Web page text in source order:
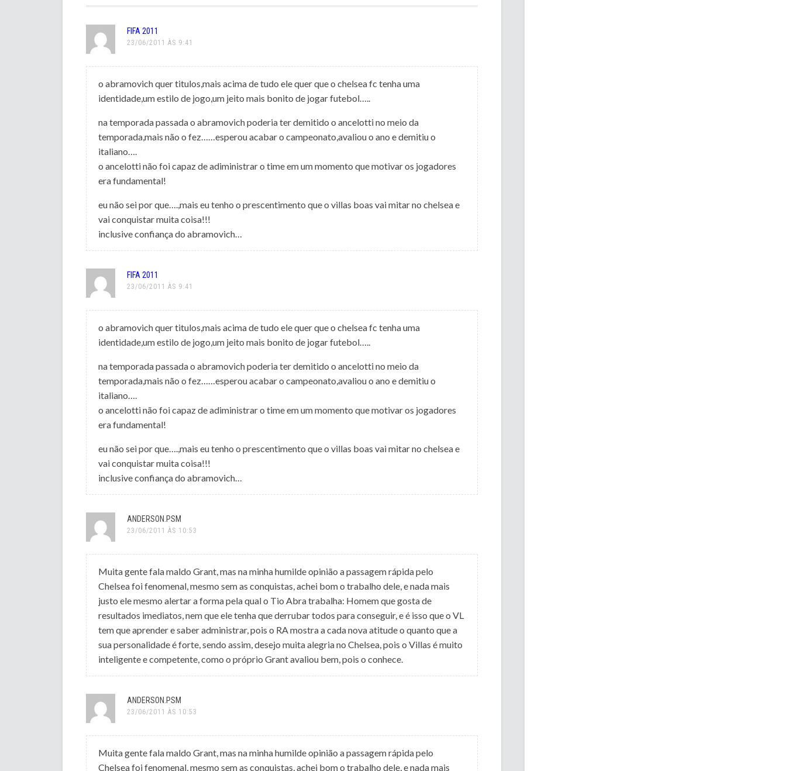
FIFA 2011
23/06/2011 ÀS 9:41
o abramovich quer titulos,mais acima de tudo ele quer que o chelsea fc tenha uma
identidade,um estilo de jogo,um jeito mais bonito de jogar futebol…..
na temporada passada o abramovich poderia ter demitido o ancelotti no meio da
temporada,mais não o fez……esperou acabar o campeonato,avaliou o ano e demitiu o
italiano….
o ancelotti não foi capaz de adiministrar o time em um momento que motivar os jogadores
era fundamental!
eu não sei por que….,mais eu tenho o prescentimento que o villas boas vai mitar no chelsea e
vai conquistar muita coisa!!!
inclusive confiança do abramovich…
FIFA 2011
23/06/2011 ÀS 9:41
o abramovich quer titulos,mais acima de tudo ele quer que o chelsea fc tenha uma
identidade,um estilo de jogo,um jeito mais bonito de jogar futebol…..
na temporada passada o abramovich poderia ter demitido o ancelotti no meio da
temporada,mais não o fez……esperou acabar o campeonato,avaliou o ano e demitiu o
italiano….
o ancelotti não foi capaz de adiministrar o time em um momento que motivar os jogadores
era fundamental!
eu não sei por que….,mais eu tenho o prescentimento que o villas boas vai mitar no chelsea e
vai conquistar muita coisa!!!
inclusive confiança do abramovich…
ANDERSON.PSM
23/06/2011 ÀS 10:53
Muita gente fala maldo Grant, mas na minha humilde opinião a passagem rápida pelo
Chelsea foi fenomenal, mesmo sem as conquistas, achei bom o trabalho dele, e nada mais
justo ele mesmo alertar a forma pela qual o Tio Abra trabalha: Homem que gosta de
resultados imediatos, nem que ele tenha que derrubar todos para conseguir, e é isso que o VL
tem que aprender e saber administrar, pois o RA mostra a cada nova atitude o quanto que a
sua personalidade é forte, sendo assim, desejo muita alegria no Chelsea, pois o Villas é muito
inteligente e competente, como o próprio Grant avaliou bem, pois o conhece.
ANDERSON.PSM
23/06/2011 ÀS 10:53
Muita gente fala maldo Grant, mas na minha humilde opinião a passagem rápida pelo
Chelsea foi fenomenal, mesmo sem as conquistas, achei bom o trabalho dele, e nada mais